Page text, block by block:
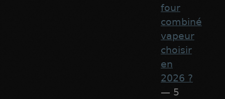
four
combiné
vapeur
choisir
en
2026 ?
— 5